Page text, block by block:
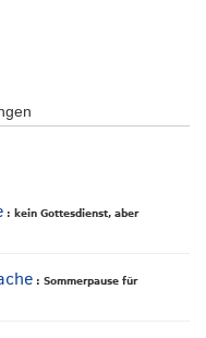
: kein Gottesdienst, aber
: Sommerpause für